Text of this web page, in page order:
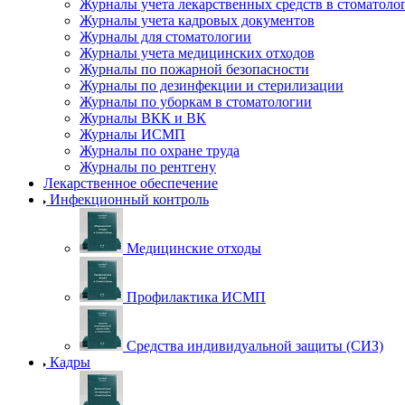
Журналы учета лекарственных средств в
Журналы учета кадровых документов
Журналы для стоматологии
Журналы учета медицинских отходов
Журналы по пожарной безопасности
Журналы по дезинфекции и стерилизации
Журналы по уборкам в стоматологии
Журналы ВКК и ВК
Журналы ИСМП
Журналы по охране труда
Журналы по рентгену
Лекарственное обеспечение
Инфекционный контроль
Медицинские отходы
Профилактика ИСМП
Средства индивидуальной защиты (СИЗ)
Кадры